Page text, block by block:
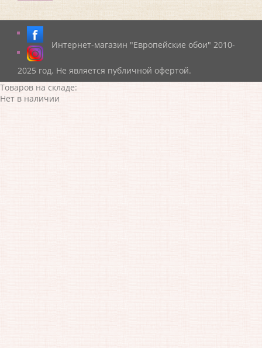
Интернет-магазин "Европейские обои" 2010-
2025 год. Не является публичной офертой.
Товаров на складе:
Нет в наличии